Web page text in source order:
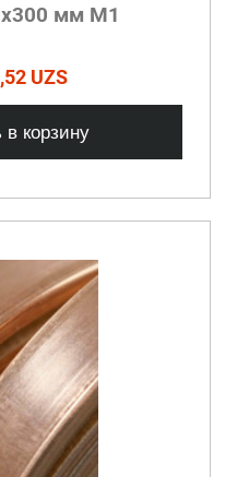
мм М1
UZS
корзину